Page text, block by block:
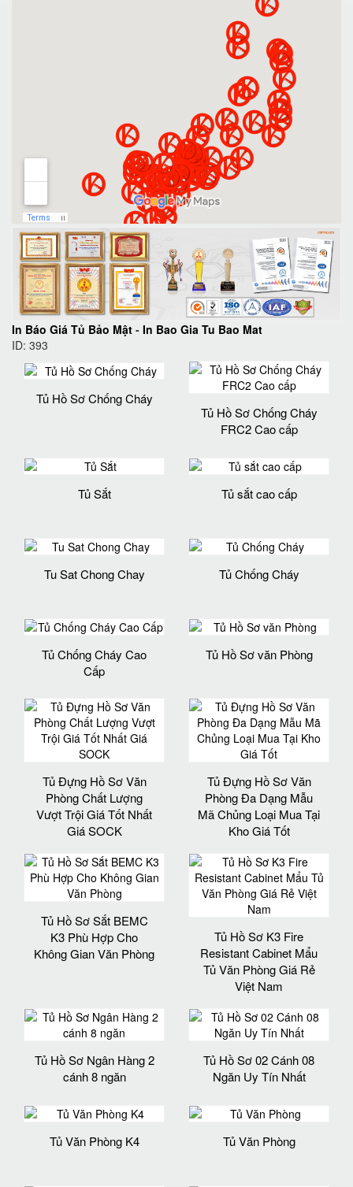
In Báo Giá Tủ Bảo Mật - In Bao Gia Tu Bao Mat
ID: 393
Tủ Hồ Sơ Chống Cháy
Tủ Hồ Sơ Chống Cháy
FRC2 Cao cấp
Tủ Sắt Tủ sắt cao cấp
Tu Sat Chong Chay Tủ Chống Cháy
Tủ Chống Cháy Cao
Cấp
Tủ Hồ Sơ văn Phòng
Tủ Đựng Hồ Sơ Văn
Phòng Chất Lượng
Vượt Trội Giá Tốt Nhất
Giá SOCK
Tủ Đựng Hồ Sơ Văn
Phòng Đa Dạng Mẫu
Mã Chủng Loại Mua Tại
Kho Giá Tốt
Tủ Hồ Sơ Sắt BEMC
K3 Phù Hợp Cho
Không Gian Văn Phòng
Tủ Hồ Sơ K3 Fire
Resistant Cabinet Mẩu
Tủ Văn Phòng Giá Rẻ
Việt Nam
Tủ Hồ Sơ Ngân Hàng 2
cánh 8 ngăn
Tủ Hồ Sơ 02 Cánh 08
Ngăn Uy Tín Nhất
Tủ Văn Phòng K4 Tủ Văn Phòng